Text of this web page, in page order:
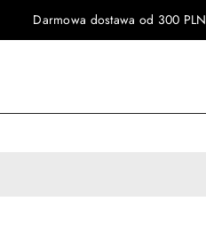
Darmowa dostawa od 300 PLN